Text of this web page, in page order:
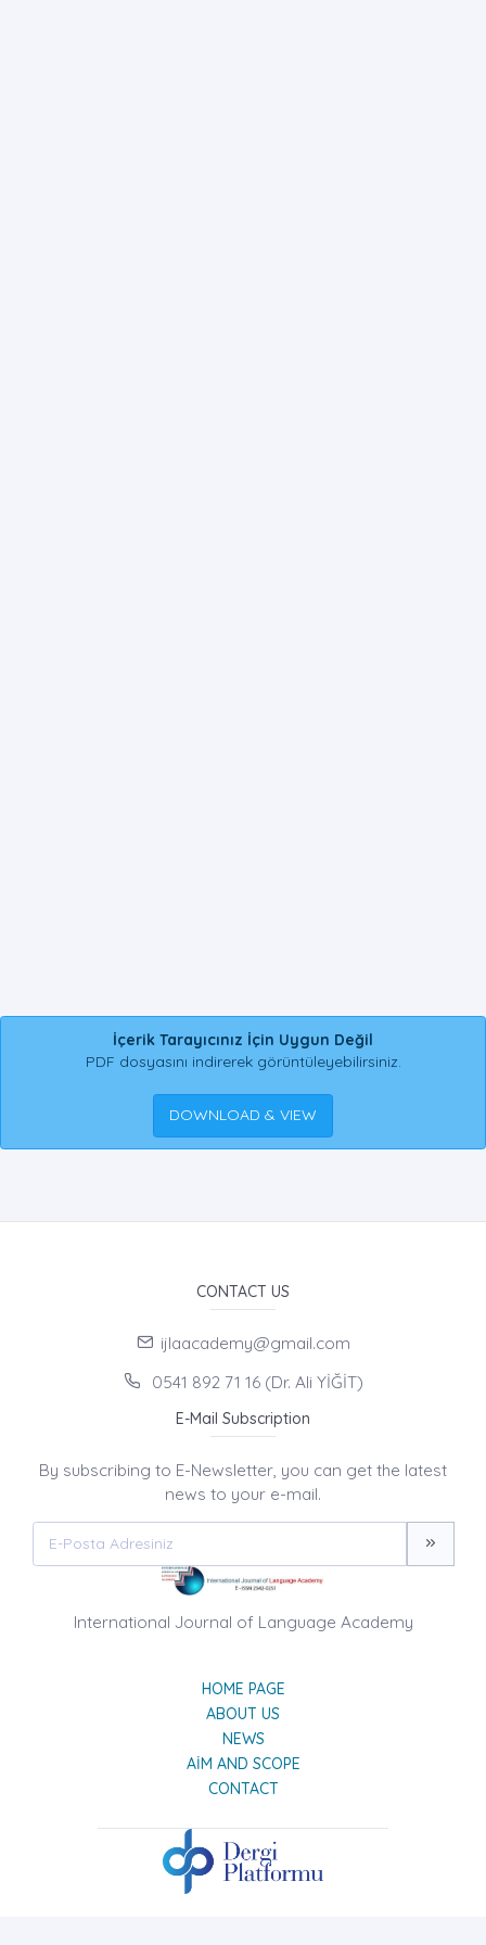
İçerik Tarayıcınız İçin Uygun Değil
PDF dosyasını indirerek görüntüleyebilirsiniz.
DOWNLOAD & VIEW
CONTACT US
ijlaacademy@gmail.com
0541 892 71 16 (Dr. Ali YİĞİT)
E-Mail Subscription
By subscribing to E-Newsletter, you can get the latest
news to your e-mail.
International Journal of Language Academy
HOME PAGE
ABOUT US
NEWS
AIM AND SCOPE
CONTACT